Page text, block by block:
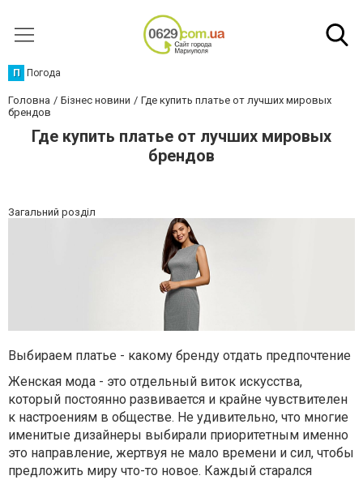
П Погода
Головна Бізнес новини
Где купить платье от лучших мировых
брендов
Где купить платье от лучших мировых
брендов
Загальний розділ
Выбираем платье - какому бренду отдать предпочтение
Женская мода - это отдельный виток искусства,
который постоянно развивается и крайне чувствителен
к настроениям в обществе. Не удивительно, что многие
именитые дизайнеры выбирали приоритетным именно
это направление, жертвуя не мало времени и сил, чтобы
предложить миру что-то новое. Каждый старался